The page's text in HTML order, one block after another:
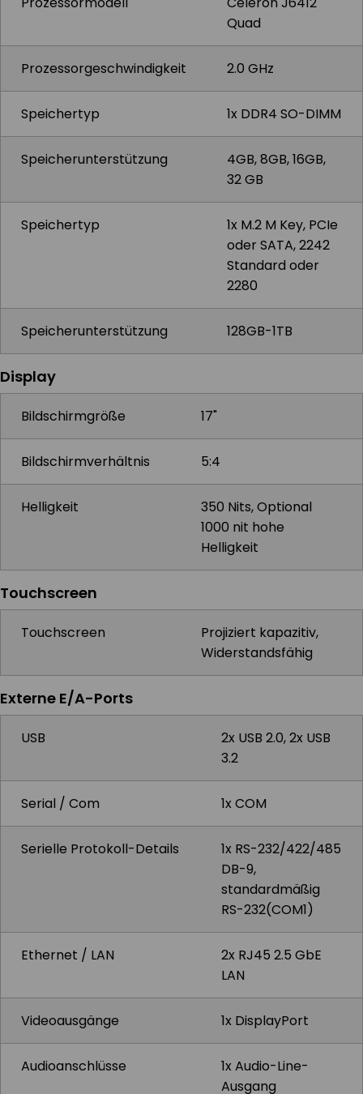
Quad
Prozessorgeschwindigkeit 2.0 GHz
Speichertyp 1x DDR4 SO-DIMM
Speicherunterstützung
4GB, 8GB, 16GB,
32 GB
Speichertyp
1x M.2 M Key, PCIe
oder SATA, 2242
Standard oder
2280
Speicherunterstützung 128GB-1TB
Display
Bildschirmgröße 17"
Bildschirmverhältnis 5:4
Helligkeit
350 Nits, Optional
1000 nit hohe
Helligkeit
Touchscreen
Touchscreen
Projiziert kapazitiv,
Widerstandsfähig
Externe E/A-Ports
USB
2x USB 2.0, 2x USB
3.2
Serial / Com 1x COM
Serielle Protokoll-Details
1x RS-232/422/485
DB-9,
standardmäßig
RS-232(COM1)
Ethernet / LAN
2x RJ45 2.5 GbE
LAN
Videoausgänge 1x DisplayPort
Audioanschlüsse
1x Audio-Line-
Ausgang